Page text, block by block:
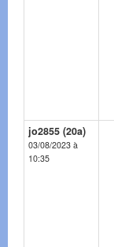
jo2855 (20a)
03/08/2023 à
10:35